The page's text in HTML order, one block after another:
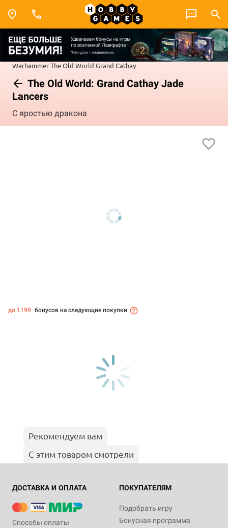
WarhammerThe Old World Grand Cathay
The Old World: Grand Cathay Jade
Lancers
С яростью дракона
до 1199 бонусов на следующие покупки
Рекомендуем вам
С этим товаром смотрели
ДОСТАВКА И ОПЛАТА
Способы оплаты
ПОКУПАТЕЛЯМ
Подобрать игру
Бонусная программа